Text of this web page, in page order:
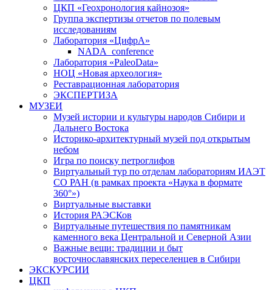
ЦКП «Геохронология кайнозоя»
Группа экспертизы отчетов по полевым
исследованиям
Лаборатория «ЦифрА»
NADA_conference
Лаборатория «PaleoData»
НОЦ «Новая археология»
Реставрационная лаборатория
ЭКСПЕРТИЗА
МУЗЕИ
Музей истории и культуры народов Сибири и
Дальнего Востока
Историко-архитектурный музей под открытым
небом
Игра по поиску петроглифов
Виртуальный тур по отделам лабораториям ИАЭТ
СО РАН (в рамках проекта «Наука в формате
360°»)
Виртуальные выставки
История РАЭСКов
Виртуальные путешествия по памятникам
каменного века Центральной и Северной Азии
Важные вещи: традиции и быт
восточнославянских переселенцев в Сибири
ЭКСКУРСИИ
ЦКП